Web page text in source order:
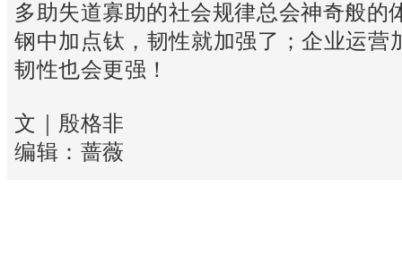
多助失道寡助的社会规律总会神奇般的
钢中加点钛，韧性就加强了；企业运营
韧性也会更强！
文｜殷格非
编辑：蔷薇